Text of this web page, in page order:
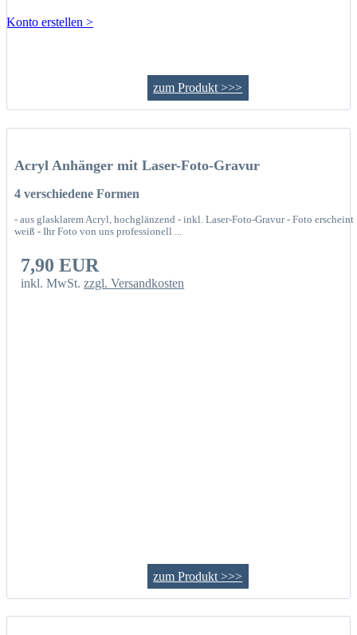
Konto erstellen >
zum Produkt >>>
Acryl Anhänger mit Laser-Foto-Gravur
4 verschiedene Formen
- aus glasklarem Acryl, hochglänzend - inkl. Laser-Foto-Gravur - Foto erscheint
weiß - Ihr Foto von uns professionell ...
7,90 EUR
inkl. MwSt.zzgl. Versandkosten
zum Produkt >>>